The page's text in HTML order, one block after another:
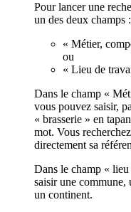
Pour lancer une
un des deux champs :
« Métier,
ou
« Lieu de
Dans le champ «
vous pouvez saisir,
« brasserie » en
mot. Vous
directement sa
Dans le champ «
saisir une commune,
un continent.